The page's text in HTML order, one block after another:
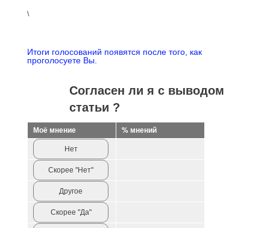
\
Итоги голосований появятся после того, как
проголосуете Вы.
Согласен ли я с выводом
статьи ?
Моё мнение % мнений
Нет
Скорее "Нет"
Другое
Скорее "Да"